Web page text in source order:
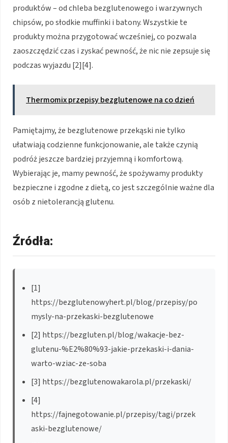
produktów – od chleba bezglutenowego i warzywnych
chipsów, po słodkie muffinki i batony. Wszystkie te
produkty można przygotować wcześniej, co pozwala
zaoszczędzić czas i zyskać pewność, że nic nie zepsuje się
podczas wyjazdu [2][4].
Thermomix przepisy bezglutenowe na co dzień
Pamiętajmy, że bezglutenowe przekąski nie tylko
ułatwiają codzienne funkcjonowanie, ale także czynią
podróż jeszcze bardziej przyjemną i komfortową.
Wybierając je, mamy pewność, że spożywamy produkty
bezpieczne i zgodne z dietą, co jest szczególnie ważne dla
osób z nietolerancją glutenu.
Źródła:
[1]
https://bezglutenowyhert.pl/blog/przepisy/po
mysly-na-przekaski-bezglutenowe
[2] https://bezgluten.pl/blog/wakacje-bez-
glutenu-%E2%80%93-jakie-przekaski-i-dania-
warto-wziac-ze-soba
[3] https://bezglutenowakarola.pl/przekaski/
[4]
https://fajnegotowanie.pl/przepisy/tagi/przek
aski-bezglutenowe/